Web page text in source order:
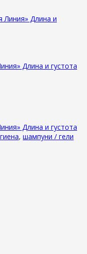
Длина и густота
Длина и густота
, шампуни / гели